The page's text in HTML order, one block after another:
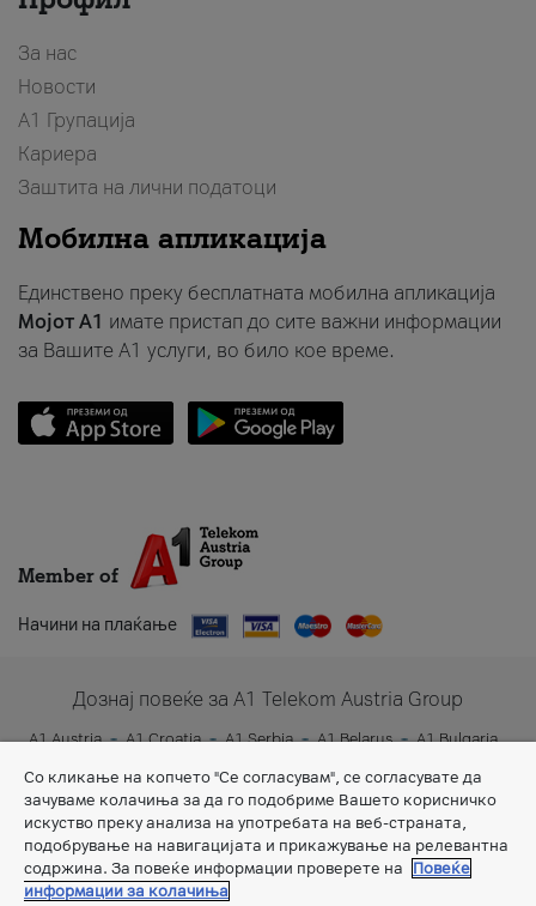
За нас
Новости
А1 Групација
Кариера
Заштита на лични податоци
Мобилна апликација
Единствено преку бесплатната мобилна апликација
Мојот A1 имате пристап до сите важни информации
за Вашите A1 услуги, во било кое време.
Member of
Начини на плаќање
Дознај повеќе за A1 Telekom Austria Group
A1 Austria A1 Croatia A1 Serbia A1 Belarus
A1 Bulgaria
A1 Slovenia
A1 Digital
Со кликање на копчето "Се согласувам", се согласувате да
зачуваме колачиња за да го подобриме Вашето корисничко
искуство преку анализа на употребата на веб-страната,
подобрување на навигацијата и прикажување на релевантна
содржина. За повеќе информации проверете на
Повеќе
информации за колачиња